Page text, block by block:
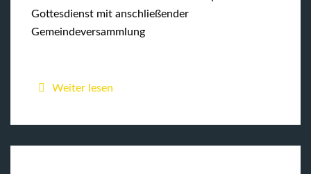
Gottesdienst mit anschließender
Gemeindeversammlung
Weiter lesen